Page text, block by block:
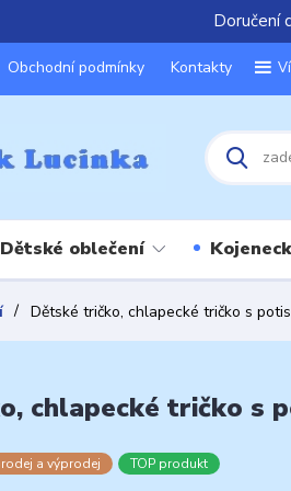
Doručení
Obchodní podmínky Kontakty
Dětské oblečení
Dětské tričko, chlapecké tričko s
chlapecké tričko s
a výprodej TOP produkt